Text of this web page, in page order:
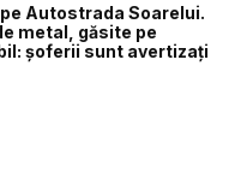
Autostrada Soarelui.
metal, găsite pe
șoferii sunt avertizați